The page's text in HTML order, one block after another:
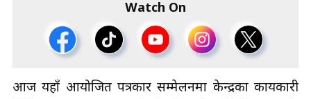
Watch On
आज यहाँ आयोजित पत्रकार सम्मेलनमा केन्द्रका कार्यकारी